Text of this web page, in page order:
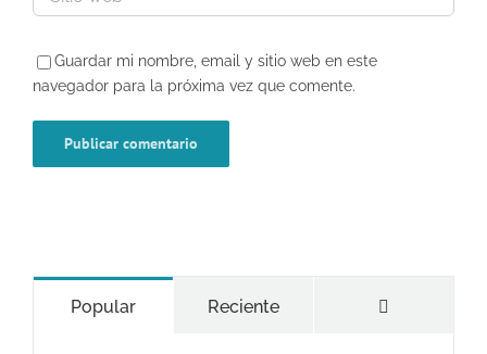
Guardar mi nombre, email y sitio web en este
navegador para la próxima vez que comente.
Popular Reciente